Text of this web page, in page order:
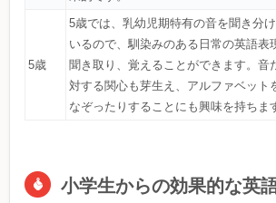
5歳
5歳では、乳幼児期特有の音を聞き分
いるので、馴染みのある日常の英語表
聞き取り、覚えることができます。音
対する関心も芽生え、アルファベット
なぞったりすることにも興味を持ちま
小学生からの効果的な英